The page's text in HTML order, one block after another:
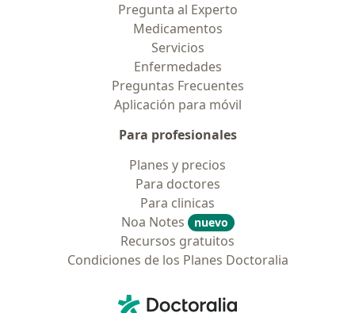
Pregunta al Experto
Medicamentos
Servicios
Enfermedades
Preguntas Frecuentes
Aplicación para móvil
Para profesionales
Planes y precios
Para doctores
Para clinicas
Noa Notes
nuevo
Recursos gratuitos
Condiciones de los Planes Doctoralia
Doctoralia - Página de inicio